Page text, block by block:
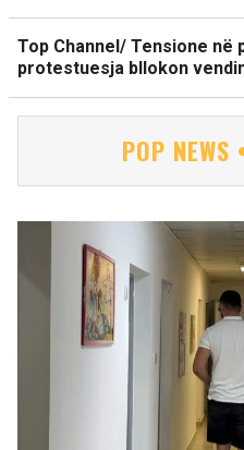
Top Channel/ Tensione në
protestuesja bllokon
POP NEWS